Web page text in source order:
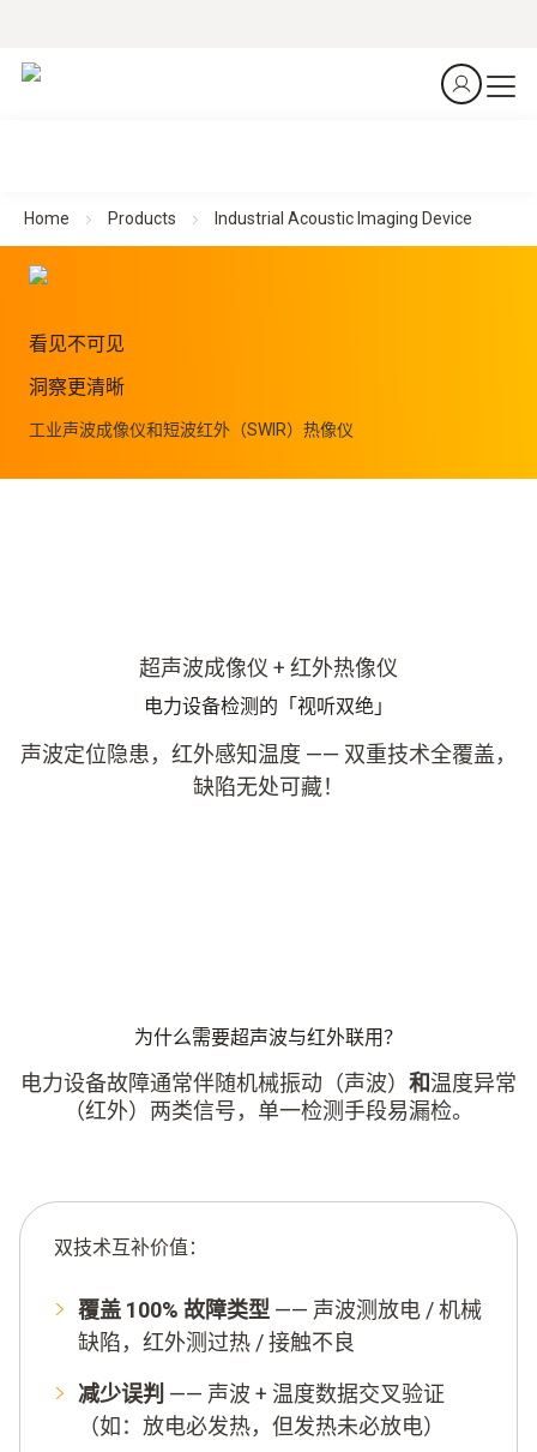
Home Products Industrial Acoustic Imaging Device
看见不可见
洞察更清晰
工业声波成像仪和短波红外（SWIR）热像仪
超声波成像仪 + 红外热像仪
电力设备检测的「视听双绝」
声波定位隐患，红外感知温度 —— 双重技术全覆盖，
缺陷无处可藏！
为什么需要超声波与红外联用？
电力设备故障通常伴随机械振动（声波） 和温度异常
（红外）两类信号，单一检测手段易漏检。
双技术互补价值：
覆盖 100% 故障类型 —— 声波测放电 /机械
缺陷，红外测过热 /接触不良
减少误判 —— 声波 + 温度数据交叉验证
（如：放电必发热，但发热未必放电）